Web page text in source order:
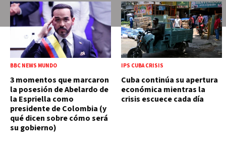
BBC NEWS MUNDO
3 momentos que marcaron
la posesión de Abelardo de
la Espriella como
presidente de Colombia (y
qué dicen sobre cómo será
su gobierno)
IPS CUBA CRISIS
Cuba continúa su apertura
económica mientras la
crisis escuece cada día